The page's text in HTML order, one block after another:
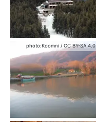
photo:Koomni / CC BY-SA 4.0